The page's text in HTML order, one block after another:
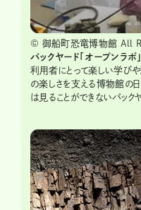
© 御船町恐竜博物館 All
バックヤード「オープンラボ」
利用者にとって楽しい学びや
の楽しさを支える博物館の
は見ることができないバック